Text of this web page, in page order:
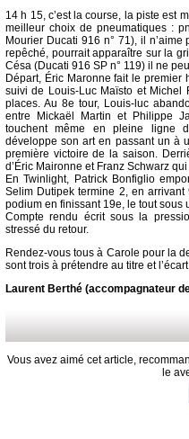
14 h 15, c’est la course, la piste est
meilleur choix de pneumatiques :
Mourier Ducati 916 n° 71), il
repêché, pourrait apparaître sur la
Césa (Ducati 916 SP n° 119) il ne
Départ, Éric Maronne fait le
suivi de Louis-Luc Maïsto et Michel
places. Au 8e tour, Louis-luc
entre Mickaël Martin et Philippe
touchent même en pleine ligne
développe son art en passant un à
première victoire de la saison.
d’Éric Maironne et Franz Schwarz
En Twinlight, Patrick Bonfiglio
Selim Dutipek termine 2, en
podium en finissant 19e, le tout sous
Compte rendu écrit sous la
stressé du retour.
Rendez-vous tous à Carole pour la
sont trois à prétendre au titre et
Laurent Berthé (accompagnateur
Vous avez aimé cet article,
le